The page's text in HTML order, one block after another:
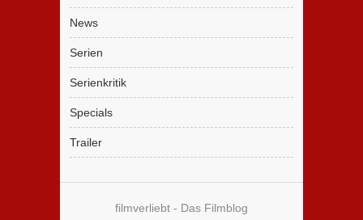
News
Serien
Serienkritik
Specials
Trailer
filmverliebt - Das Filmblog